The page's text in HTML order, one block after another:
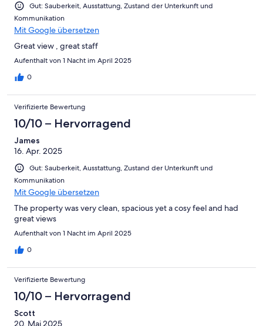
Gut: Sauberkeit, Ausstattung, Zustand der Unterkunft und
Kommunikation
Mit Google übersetzen
Great view , great staff
Aufenthalt von 1 Nacht im April 2025
0
Verifizierte Bewertung
10/10 – Hervorragend
James
16. Apr. 2025
Gut: Sauberkeit, Ausstattung, Zustand der Unterkunft und
Kommunikation
Mit Google übersetzen
The property was very clean, spacious yet a cosy feel and had
great views
Aufenthalt von 1 Nacht im April 2025
0
Verifizierte Bewertung
10/10 – Hervorragend
Scott
20. Mai 2025